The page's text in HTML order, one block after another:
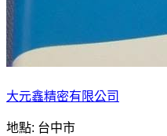
大元鑫精密有限公司
地點: 台中市